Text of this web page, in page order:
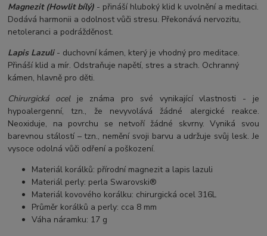
Magnezit (Howlit bílý) - přináší hluboký klid k uvolnění a meditaci.
Dodává harmonii a odolnost vůči stresu. Překonává nervozitu,
netoleranci a podrážděnost.
Lapis Lazuli- duchovní kámen, který je vhodný pro meditace.
Přináší klid a mír. Odstraňuje napětí, stres a strach. Ochranný
kámen, hlavně pro děti.
Chirurgická ocelje známa pro své vynikající vlastnosti - je
hypoalergenní, tzn., že nevyvolává žádné alergické reakce.
Neoxiduje, na povrchu se netvoří žádné skvrny. Vyniká svou
barevnou stálostí – tzn., nemění svoji barvu a udržuje svůj lesk. Je
vysoce odolná vůči odření a poškození.
Materiál korálků: přírodní magnezit a lapis lazuli
Materiál perly: perla Swarovski®
Materiál kovového korálku: chirurgická ocel 316L
Průměr korálků a perly: cca 8 mm
Váha náramku: 17 g